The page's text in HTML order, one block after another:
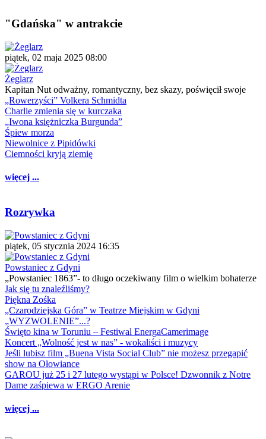
"Gdańska" w antrakcie
piątek, 02 maja 2025 08:00
Żeglarz
Kapitan Nut odważny, romantyczny, bez skazy, poświęcił swoje
„Rowerzyści” Volkera Schmidta
Charlie zmienia się w kurczaka
„Iwona księżniczka Burgunda”
Śpiew morza
Niewolnice z Pipidówki
Ciemności kryją ziemię
więcej ...
Rozrywka
piątek, 05 stycznia 2024 16:35
Powstaniec z Gdyni
„Powstaniec 1863”- to długo oczekiwany film o wielkim bohaterze
Jak się tu znaleźliśmy?
Piękna Zośka
„Czarodziejska Góra” w Teatrze Miejskim w Gdyni
„WYZWOLENIE”...?
Święto kina w Toruniu – Festiwal EnergaCamerimage
Koncert „Wolność jest w nas” - wokaliści i muzycy
Jeśli lubisz film „Buena Vista Social Club” nie możesz przegapić
show na Ołowiance
GAROU już 25 i 27 lutego wystąpi w Polsce! Dzwonnik z Notre
Dame zaśpiewa w ERGO Arenie
więcej ...